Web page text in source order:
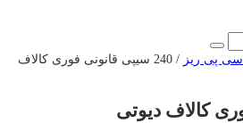
سی پی ریز
/ 240 سیپی قانونی فوری کالاف